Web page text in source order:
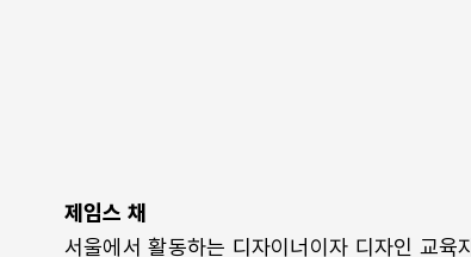
제임스 채
서울에서 활동하는 디자이너이자 디자인 교육